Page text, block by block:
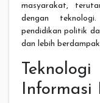
masyarakat,
dengan
pendidikan politik
dan lebih
Informasi